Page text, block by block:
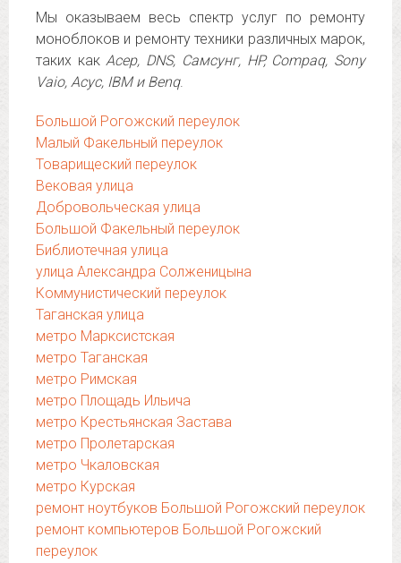
Мы оказываем весь спектр услуг по ремонту
моноблоков и ремонту техники различных марок,
таких какАсер, DNS, Самсунг, HP, Compaq, Sony
Vaio, Асус, IBM и Benq.
Большой Рогожский переулок
Малый Факельный переулок
Товарищеский переулок
Вековая улица
Добровольческая улица
Большой Факельный переулок
Библиотечная улица
улица Александра Солженицына
Коммунистический переулок
Таганская улица
метро Марксистская
метро Таганская
метро Римская
метро Площадь Ильича
метро Крестьянская Застава
метро Пролетарская
метро Чкаловская
метро Курская
ремонт ноутбуков Большой Рогожский переулок
ремонт компьютеров Большой Рогожский
переулок